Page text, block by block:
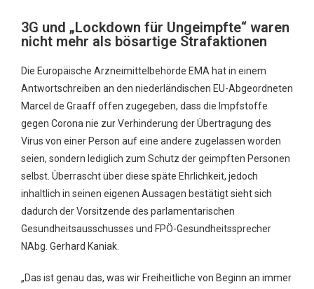
3G und „Lockdown für Ungeimpfte“ waren
nicht mehr als bösartige Strafaktionen
Die Europäische Arzneimittelbehörde EMA hat in einem
Antwortschreiben an den niederländischen EU-Abgeordneten
Marcel de Graaff offen zugegeben, dass die Impfstoffe
gegen Corona nie zur Verhinderung der Übertragung des
Virus von einer Person auf eine andere zugelassen worden
seien, sondern lediglich zum Schutz der geimpften Personen
selbst. Überrascht über diese späte Ehrlichkeit, jedoch
inhaltlich in seinen eigenen Aussagen bestätigt sieht sich
dadurch der Vorsitzende des parlamentarischen
Gesundheitsausschusses und FPÖ-Gesundheitssprecher
NAbg. Gerhard Kaniak.
„Das ist genau das, was wir Freiheitliche von Beginn an immer